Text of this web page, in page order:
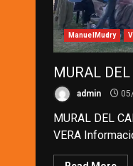
ManuelMudry
MURAL
admin
MURAL DEL
VERA